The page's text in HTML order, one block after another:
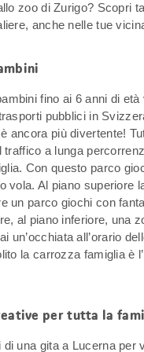
zoo di Zurigo? Scopri
anche nelle tue
fino ai 6 anni di età
pubblici in
ancora più divertente!
traffico a lunga
Con questo parco
vola. Al piano superiore
un parco giochi con
al piano inferiore, una
un’occhiata all’orario
la carrozza famiglia è
per tutta la
di una gita a Lucerna per